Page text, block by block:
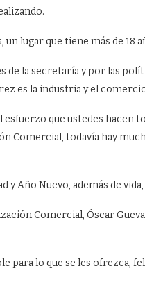
lugar que tiene más de 18
de la secretaría y por las
es la industria y el
que ustedes hacen
Comercial, todavía hay
y Año Nuevo, además de
Comercial, Óscar
para lo que se les ofrezca,